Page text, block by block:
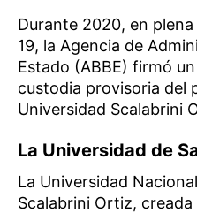
Durante 2020, en
19, la Agencia de
Estado (ABBE) firmó
custodia provisoria del
Universidad Scalabrini
La Universidad de
La Universidad
Scalabrini Ortiz,